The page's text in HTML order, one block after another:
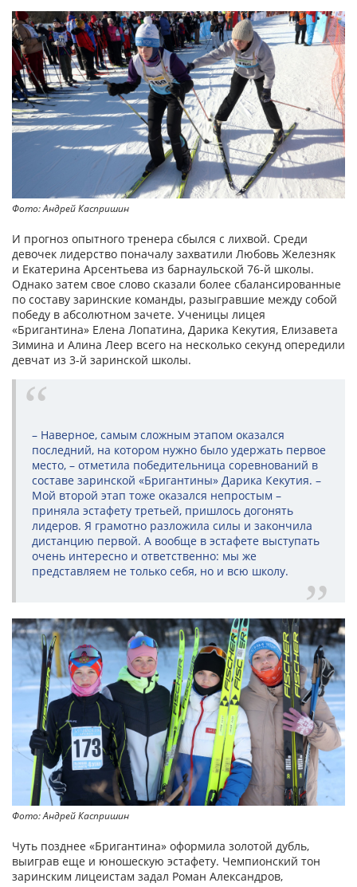
Фото: Андрей Каспришин
И прогноз опытного тренера сбылся с лихвой. Среди
девочек лидерство поначалу захватили Любовь Железняк
и Екатерина Арсентьева из барнаульской 76-й школы.
Однако затем свое слово сказали более сбалансированные
по составу заринские команды, разыгравшие между собой
победу в абсолютном зачете. Ученицы лицея
«Бригантина» Елена Лопатина, Дарика Кекутия, Елизавета
Зимина и Алина Леер всего на несколько секунд опередили
девчат из 3-й заринской школы.
– Наверное, самым сложным этапом оказался
последний, на котором нужно было удержать первое
место, – отметила победительница соревнований в
составе заринской «Бригантины» Дарика Кекутия. –
Мой второй этап тоже оказался непростым –
приняла эстафету третьей, пришлось догонять
лидеров. Я грамотно разложила силы и закончила
дистанцию первой. А вообще в эстафете выступать
очень интересно и ответственно: мы же
представляем не только себя, но и всю школу.
Фото: Андрей Каспришин
Чуть позднее «Бригантина» оформила золотой дубль,
выиграв еще и юношескую эстафету. Чемпионский тон
заринским лицеистам задал Роман Александров,